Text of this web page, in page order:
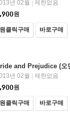
년 02월
제한없음
원
원클릭구매 바로구매
and Prejudice (오
년 02월
제한없음
원
원클릭구매 바로구매